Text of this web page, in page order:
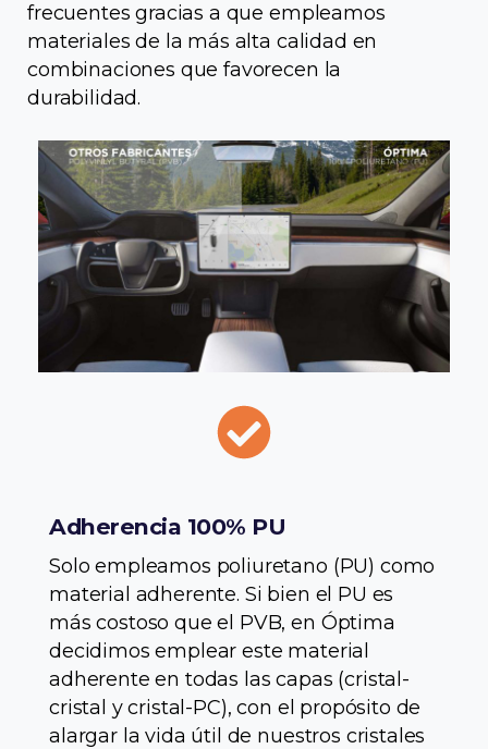
frecuentes gracias a que empleamos
materiales de la más alta calidad en
combinaciones que favorecen la
durabilidad.
Adherencia 100% PU
Solo empleamos poliuretano (PU) como
material adherente. Si bien el PU es
más costoso que el PVB, en Óptima
decidimos emplear este material
adherente en todas las capas (cristal-
cristal y cristal-PC), con el propósito de
alargar la vida útil de nuestros cristales